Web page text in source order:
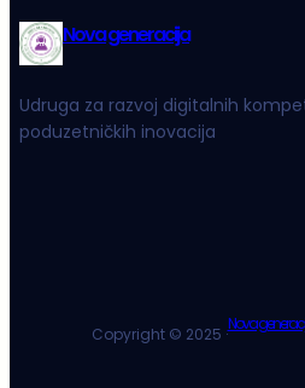
Nova generacija
Udruga za razvoj digitalnih
poduzetničkih inovacija
Copyright © 2025 ·Nova